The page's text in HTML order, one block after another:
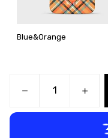
Blue&Orange